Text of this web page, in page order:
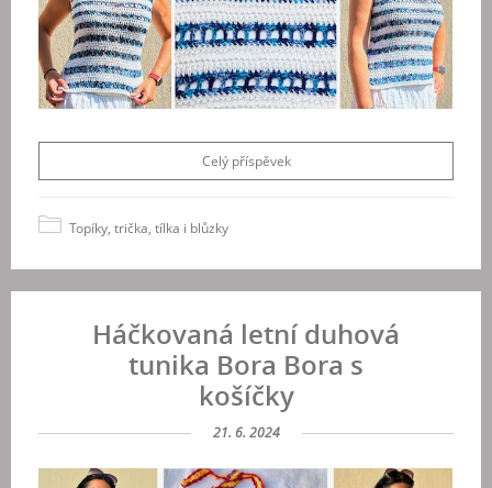
Celý příspěvek
Topíky, trička, tílka i blůzky
Háčkovaná letní duhová
tunika Bora Bora s
košíčky
21. 6. 2024